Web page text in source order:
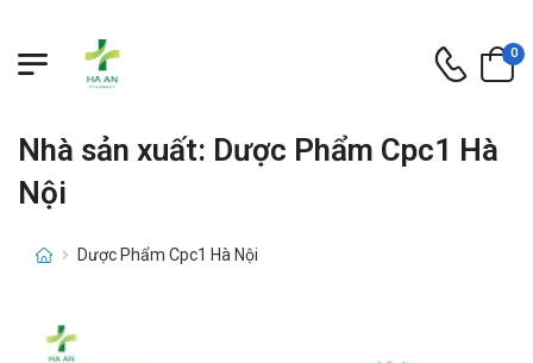
0
Nhà sản xuất: Dược Phẩm Cpc1 Hà
Nội
Dược Phẩm Cpc1 Hà Nội